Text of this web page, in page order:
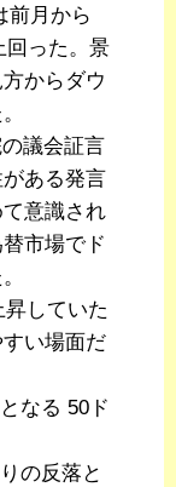
前月から
回った。景
からダウ
議会証言
ある発言
意識され
市場でド
していた
い場面だ
なる 50ド
の反落と